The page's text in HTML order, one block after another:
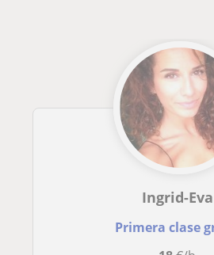
Ingrid-Eva
Primera clase